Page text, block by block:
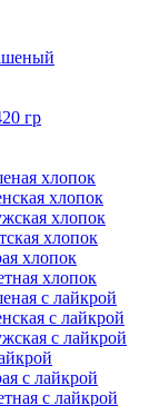
гр
хлопок
хлопок
хлопок
хлопок
хлопок
хлопок
с лайкрой
с лайкрой
с лайкрой
с лайкрой
с лайкрой